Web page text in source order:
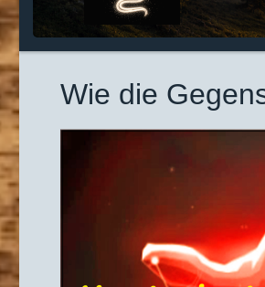
Wie die